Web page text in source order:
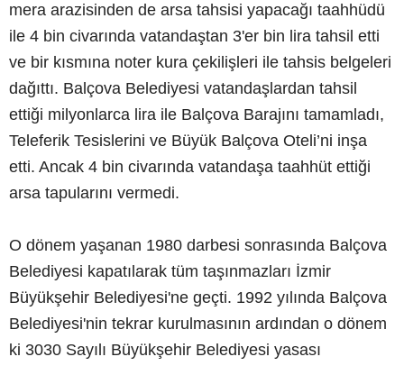
mera arazisinden de arsa tahsisi yapacağı taahhüdü
ile 4 bin civarında vatandaştan 3'er bin lira tahsil etti
ve bir kısmına noter kura çekilişleri ile tahsis belgeleri
dağıttı. Balçova Belediyesi vatandaşlardan tahsil
ettiği milyonlarca lira ile Balçova Barajını tamamladı,
Teleferik Tesislerini ve Büyük Balçova Oteli’ni inşa
etti. Ancak 4 bin civarında vatandaşa taahhüt ettiği
arsa tapularını vermedi.
O dönem yaşanan 1980 darbesi sonrasında Balçova
Belediyesi kapatılarak tüm taşınmazları İzmir
Büyükşehir Belediyesi'ne geçti. 1992 yılında Balçova
Belediyesi'nin tekrar kurulmasının ardından o dönem
ki 3030 Sayılı Büyükşehir Belediyesi yasası